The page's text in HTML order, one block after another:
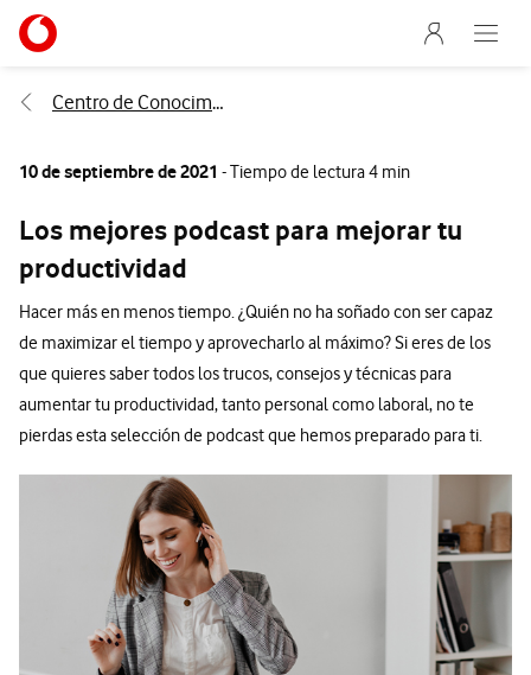
Ir a la pagina principal de vodafone.es
Menu
Abre
Centro de Conocimiento
10 de septiembre de 2021 - Tiempo de lectura 4 min
Los mejores podcast para mejorar tu
productividad
Hacer más en menos tiempo. ¿Quién no ha soñado con ser capaz
de maximizar el tiempo y aprovecharlo al máximo? Si eres de los
que quieres saber todos los trucos, consejos y técnicas para
aumentar tu productividad, tanto personal como laboral, no te
pierdas esta selección de podcast que hemos preparado para ti.